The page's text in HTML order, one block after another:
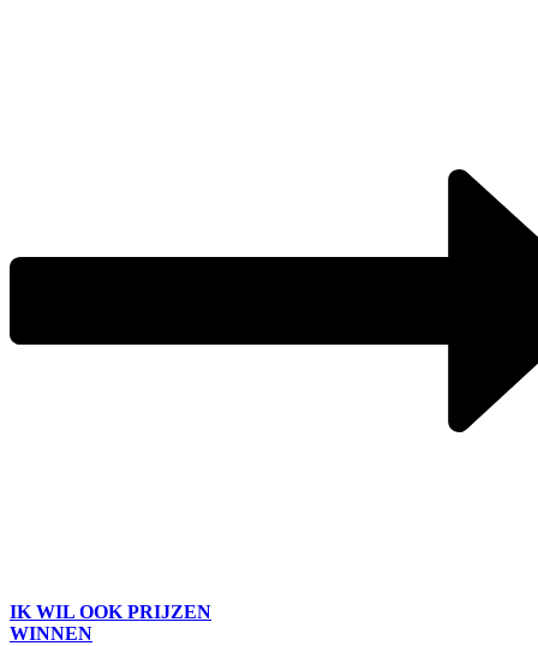
IK WIL OOK PRIJZEN
WINNEN